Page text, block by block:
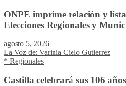
ONPE imprime relación y
Elecciones Regionales y
agosto 5, 2026
La Voz de: Varinia Cielo Gutierrez
* Regionales
Castilla celebrará sus 106